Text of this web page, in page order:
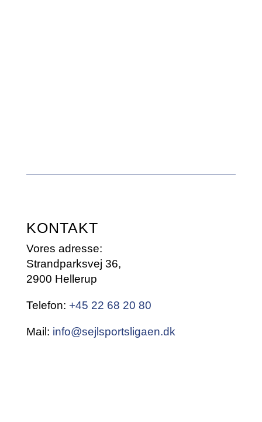
KONTAKT
Vores adresse:
Strandparksvej 36,
2900 Hellerup
Telefon: +45 22 68 20 80
Mail: info@sejlsportsligaen.dk